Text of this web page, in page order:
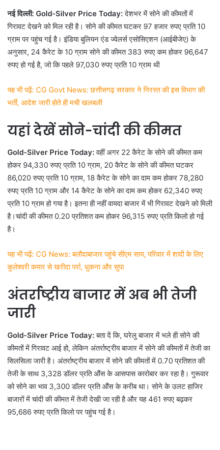
नई दिल्ली: Gold-Silver Price Today:देशभर में सोने की कीमतों में
गिरावट देखने को मिल रही है। सोने की कीमत घटकर 97 हजार रुपए प्रति 10
ग्राम पर पहुंच गई है। इंडिया बुलियन एंड ज्वेलर्स एसोसिएशन (आईबीजेए) के
अनुसार, 24 कैरेट के 10 ग्राम सोने की कीमत 383 रुपए कम होकर 96,647
रुपए हो गई है, जो कि पहले 97,030 रुपए प्रति 10 ग्राम थी
यह भी पढ़ें: CG Govt News: छत्तीसगढ़ सरकार ने निरस्त की इस विभाग की
भर्ती, आदेश जारी होते ही मची खलबली
यहां देखें सोने-चांदी की कीमत
Gold-Silver Price Today:वहीं अगर 22 कैरेट के सोने की कीमत कम
होकर 94,330 रुपए प्रति 10 ग्राम, 20 कैरेट के सोने की कीमत घटकर
86,020 रुपए प्रति 10 ग्राम, 18 कैरेट के सोने का दाम कम होकर 78,280
रुपए प्रति 10 ग्राम और 14 कैरेट के सोने का दाम कम होकर 62,340 रुपए
प्रति 10 ग्राम हो गया है। इतना ही नहीं वायदा बाजार में भी गिरावट देखने को मिली
है।चांदी की कीमत 0.20 प्रतिशत कम होकर 96,315 रुपए प्रति किलो हो गई
है।
यह भी पढ़ें: CG News: बलौदाबाजार पहुंचे सीएम साय, परिवार में शादी के लिए
कुलेश्वरी कमार से खरीदा पर्रा, धुकना और सुपा
अंतर्राष्ट्रीय बाजार में अब भी तेजी
जारी
Gold-Silver Price Today:बता दें कि, घरेलु बाजार में भले ही सोने की
कीमतों में गिरावट आई हो, लेकिन अंतर्राष्ट्रीय बाजार में सोने की कीमतों में तेजी का
सिलसिला जारी है। अंतर्राष्ट्रीय बाजार में सोने की कीमतों में 0.70 प्रतिशत की
तेजी के साथ 3,328 डॉलर प्रति औंस के आसपास कारोबार कर रहा है। गुरूवार
को सोने का भाव 3,300 डॉलर प्रति औंस के करीब था। सोने के उलट हाजिर
बाजारों में चांदी की कीमत में तेजी देखी जा रही है और यह 461 रुपए बढ़कर
95,686 रुपए प्रति किलो पर पहुंच गई है।